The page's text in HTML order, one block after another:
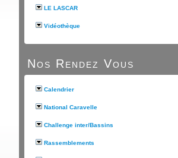
LE LASCAR
Vidéothèque
Nos Rendez Vous
Calendrier
National Caravelle
Challenge inter/Bassins
Rassemblements